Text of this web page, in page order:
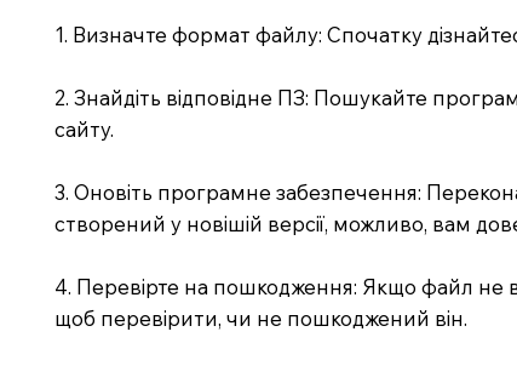
1. Визначте формат файлу: Спочатку
2. Знайдіть відповідне ПЗ: Пошукайте
сайту.
3. Оновіть програмне забезпечення:
створений у новішій версії, можливо, вам
4. Перевірте на пошкодження: Якщо файл не
щоб перевірити, чи не пошкоджений він.